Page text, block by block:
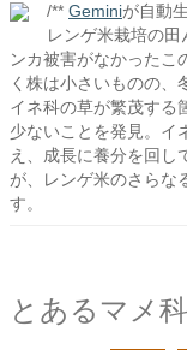
/** Geminiが自動
レンゲ米栽培の
ンカ被害がなかったこ
く株は小さいものの、
イネ科の草が繁茂する
少ないことを発見。イ
え、成長に養分を回し
が、レンゲ米のさらな
す。
とあるマメ